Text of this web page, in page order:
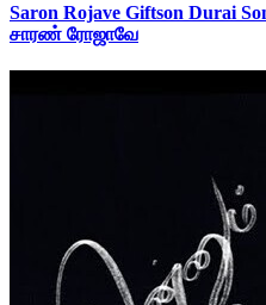
Saron Rojave Giftson Durai
சாரண் ரோஜாவே